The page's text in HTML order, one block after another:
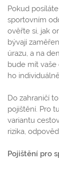
Pokud
sportovním
ověřte si, jak
bývají
úrazu, a na
bude mít
ho
Do zahraničí
pojištění. Pro
variantu
rizika,
Pojištění pro